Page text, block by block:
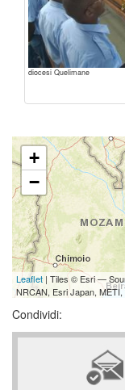
diocesi Quelimane
+
−
Leaflet | Tiles © Esri —
NRCAN, Esri Japan,
Condividi: